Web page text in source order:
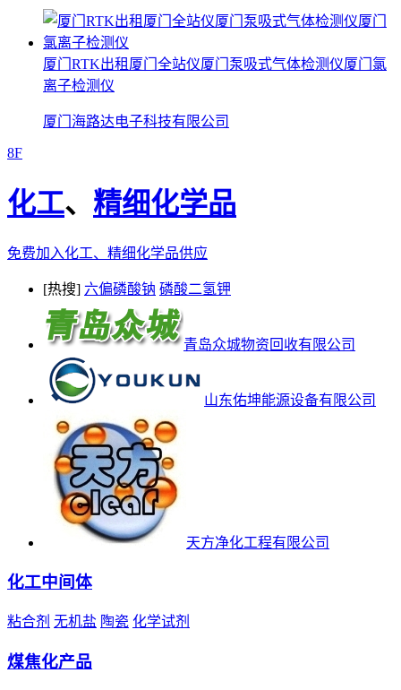
厦门RTK出租厦门全站仪厦门泵吸式气体检测仪厦门氯
离子检测仪
厦门海路达电子科技有限公司
8F
化工、 精细化学品
免费加入化工、精细化学品供应
[热搜] 六偏磷酸钠 磷酸二氢钾
青岛众城物资回收有限公司
山东佑坤能源设备有限公司
天方净化工程有限公司
化工中间体
粘合剂 无机盐 陶瓷 化学试剂
煤焦化产品